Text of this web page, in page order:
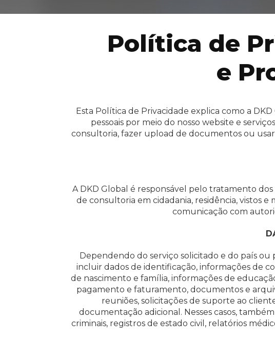
Política de
e
Esta Política de Privacidade explica como a DKD
pessoais por meio do nosso website e
consultoria, fazer upload de documentos ou
A DKD Global é responsável pelo tratamento
de consultoria em cidadania, residência, vistos
comunicação com
Dependendo do serviço solicitado e do país ou
incluir dados de identificação, informações de
de nascimento e família, informações de
pagamento e faturamento, documentos e
reuniões, solicitações de suporte ao
documentação adicional. Nesses casos,
criminais, registros de estado civil, relatórios